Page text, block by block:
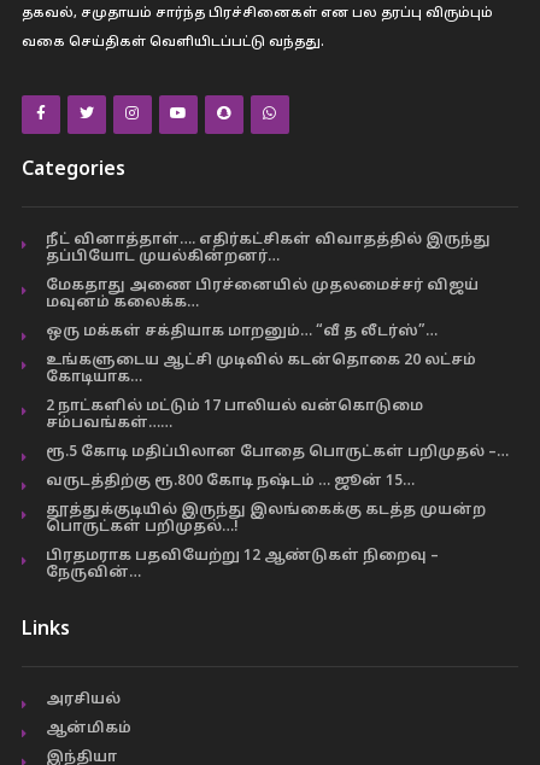
தகவல், சமுதாயம் சார்ந்த பிரச்சினைகள் என பல தரப்பு விரும்பும்
வகை செய்திகள் வெளியிடப்பட்டு வந்தது.
Categories
நீட் வினாத்தாள்…. எதிர்கட்சிகள் விவாதத்தில் இருந்து
தப்பியோட முயல்கின்றனர்…
மேகதாது அணை பிரச்னையில் முதலமைச்சர் விஜய்
மவுனம் கலைக்க…
ஒரு மக்கள் சக்தியாக மாறனும்… “வீ த லீடர்ஸ்”…
உங்களுடைய ஆட்சி முடிவில் கடன்தொகை 20 லட்சம்
கோடியாக…
2 நாட்களில் மட்டும் 17 பாலியல் வன்கொடுமை
சம்பவங்கள்……
ரூ.5 கோடி மதிப்பிலான போதை பொருட்கள் பறிமுதல் –…
வருடத்திற்கு ரூ.800 கோடி நஷ்டம் … ஜூன் 15…
தூத்துக்குடியில் இருந்து இலங்கைக்கு கடத்த முயன்ற
பொருட்கள் பறிமுதல்…!
பிரதமராக பதவியேற்று 12 ஆண்டுகள் நிறைவு –
நேருவின்…
Links
அரசியல்
ஆன்மிகம்
இந்தியா